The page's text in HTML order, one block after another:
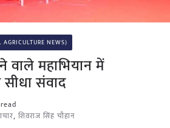
AGRICULTURE NEWS)
महाभियान में
सीधा संवाद
, शिवराज सिंह चौहान